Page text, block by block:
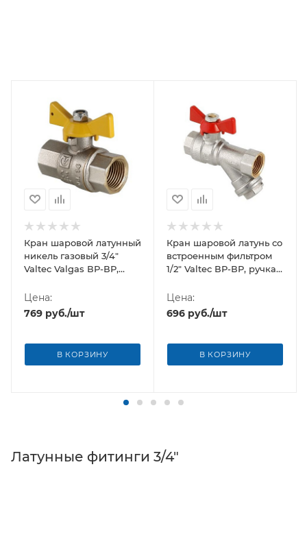
Кран шаровой латунный
никель газовый 3/4"
Valtec Valgas ВР-ВР,
Цена:
769 руб./шт
В КОРЗИНУ
Кран шаровой латунь со
встроенным фильтром
1/2" Valtec ВР-ВР, ручка-
Цена:
696 руб./шт
В КОРЗИНУ
Латунные фитинги 3/4"